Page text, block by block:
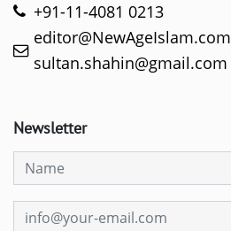
+91-11-4081 0213
editor@NewAgeIslam.com
sultan.shahin@gmail.com
Newsletter